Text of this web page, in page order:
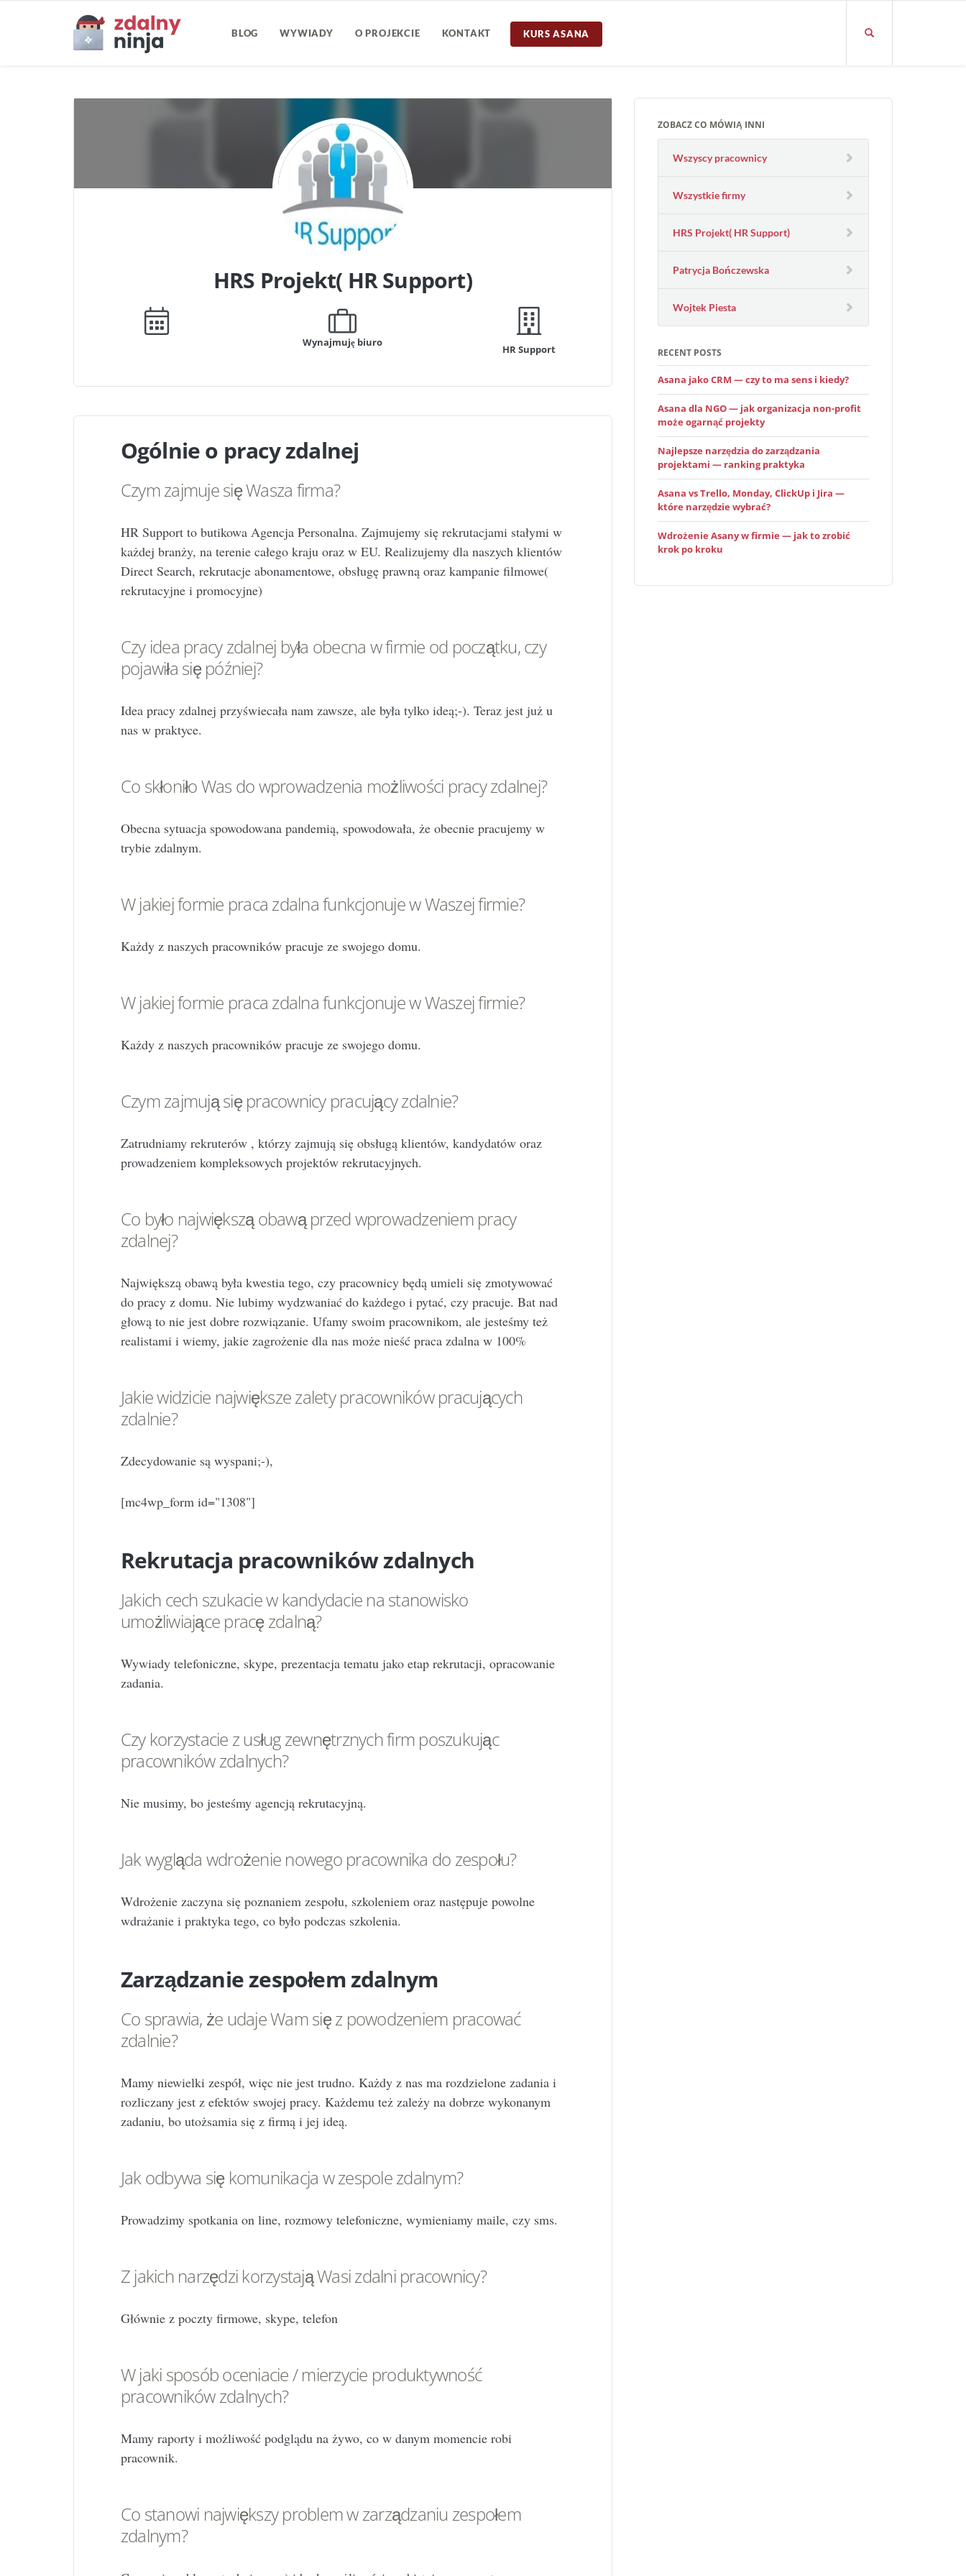
BLOG WYWIADY O PROJEKCIE KONTAKT KURS ASANA
HRS Projekt( HR Support)
Wynajmuję biuro
HR Support
Ogólnie o pracy zdalnej
Czym zajmuje się Wasza firma?
HR Support to butikowa Agencja Personalna. Zajmujemy się rekrutacjami stałymi w
każdej branży, na terenie całego kraju oraz w EU. Realizujemy dla naszych klientów
Direct Search, rekrutacje abonamentowe, obsługę prawną oraz kampanie filmowe(
rekrutacyjne i promocyjne)
Czy idea pracy zdalnej była obecna w firmie od początku, czy
pojawiła się później?
Idea pracy zdalnej przyświecała nam zawsze, ale była tylko ideą;-). Teraz jest już u
nas w praktyce.
Co skłoniło Was do wprowadzenia możliwości pracy zdalnej?
Obecna sytuacja spowodowana pandemią, spowodowała, że obecnie pracujemy w
trybie zdalnym.
W jakiej formie praca zdalna funkcjonuje w Waszej firmie?
Każdy z naszych pracowników pracuje ze swojego domu.
W jakiej formie praca zdalna funkcjonuje w Waszej firmie?
Każdy z naszych pracowników pracuje ze swojego domu.
Czym zajmują się pracownicy pracujący zdalnie?
Zatrudniamy rekruterów , którzy zajmują się obsługą klientów, kandydatów oraz
prowadzeniem kompleksowych projektów rekrutacyjnych.
Co było największą obawą przed wprowadzeniem pracy
zdalnej?
Największą obawą była kwestia tego, czy pracownicy będą umieli się zmotywować
do pracy z domu. Nie lubimy wydzwaniać do każdego i pytać, czy pracuje. Bat nad
głową to nie jest dobre rozwiązanie. Ufamy swoim pracownikom, ale jesteśmy też
realistami i wiemy, jakie zagrożenie dla nas może nieść praca zdalna w 100%
Jakie widzicie największe zalety pracowników pracujących
zdalnie?
Zdecydowanie są wyspani;-),
[mc4wp_form id="1308"]
Rekrutacja pracowników zdalnych
Jakich cech szukacie w kandydacie na stanowisko
umożliwiające pracę zdalną?
Wywiady telefoniczne, skype, prezentacja tematu jako etap rekrutacji, opracowanie
zadania.
Czy korzystacie z usług zewnętrznych firm poszukując
pracowników zdalnych?
Nie musimy, bo jesteśmy agencją rekrutacyjną.
Jak wygląda wdrożenie nowego pracownika do zespołu?
Wdrożenie zaczyna się poznaniem zespołu, szkoleniem oraz następuje powolne
wdrażanie i praktyka tego, co było podczas szkolenia.
Zarządzanie zespołem zdalnym
Co sprawia, że udaje Wam się z powodzeniem pracować
zdalnie?
Mamy niewielki zespół, więc nie jest trudno. Każdy z nas ma rozdzielone zadania i
rozliczany jest z efektów swojej pracy. Każdemu też zależy na dobrze wykonanym
zadaniu, bo utożsamia się z firmą i jej ideą.
Jak odbywa się komunikacja w zespole zdalnym?
Prowadzimy spotkania on line, rozmowy telefoniczne, wymieniamy maile, czy sms.
Z jakich narzędzi korzystają Wasi zdalni pracownicy?
Głównie z poczty firmowe, skype, telefon
W jaki sposób oceniacie / mierzycie produktywność
pracowników zdalnych?
Mamy raporty i możliwość podglądu na żywo, co w danym momencie robi
pracownik.
Co stanowi największy problem w zarządzaniu zespołem
zdalnym?
ZOBACZ CO MÓWIĄ INNI
Wszyscy pracownicy
Wszystkie firmy
HRS Projekt( HR Support)
Patrycja Bończewska
Wojtek Piesta
RECENT POSTS
Asana jako CRM — czy to ma sens i kiedy?
Asana dla NGO — jak organizacja non-profit
może ogarnąć projekty
Najlepsze narzędzia do zarządzania
projektami — ranking praktyka
Asana vs Trello, Monday, ClickUp i Jira —
które narzędzie wybrać?
Wdrożenie Asany w firmie — jak to zrobić
krok po kroku